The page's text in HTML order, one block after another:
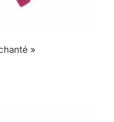
»